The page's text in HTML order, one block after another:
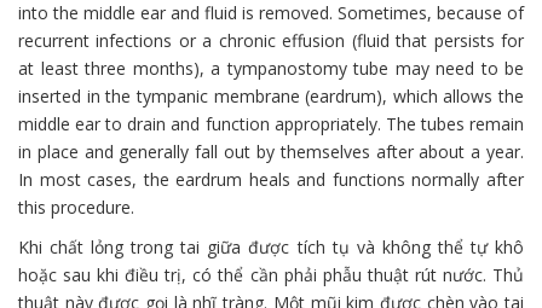
into the middle ear and fluid is removed. Sometimes, because of
recurrent infections or a chronic effusion (fluid that persists for
at least three months), a tympanostomy tube may need to be
inserted in the tympanic membrane (eardrum), which allows the
middle ear to drain and function appropriately. The tubes remain
in place and generally fall out by themselves after about a year.
In most cases, the eardrum heals and functions normally after
this procedure.
Khi chất lỏng trong tai giữa được tích tụ và không thể tự khô
hoặc sau khi điều trị, có thể cần phải phẫu thuật rút nước. Thủ
thuật này được gọi là nhĩ tràng. Một mũi kim được chèn vào tai